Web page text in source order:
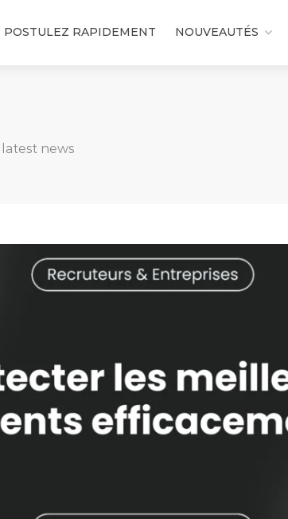
POSTULEZ RAPIDEMENT NOUVEAUTÉS
news